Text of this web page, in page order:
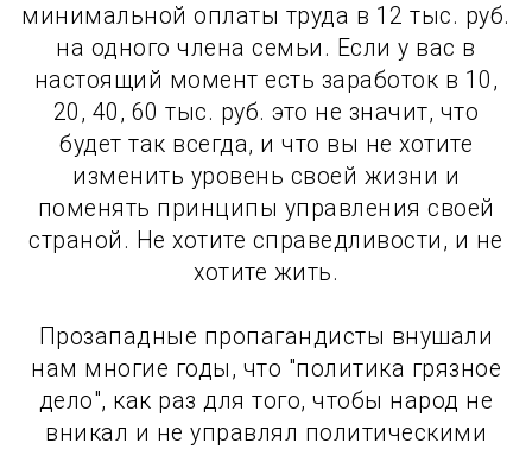
минимальной оплаты труда в 12 тыс. руб.
на одного члена семьи. Если у вас в
настоящий момент есть заработок в 10,
20, 40, 60 тыс. руб. это не значит, что
будет так всегда, и что вы не хотите
изменить уровень своей жизни и
поменять принципы управления своей
страной. Не хотите справедливости, и не
хотите жить.
Прозападные пропагандисты внушали
нам многие годы, что "политика грязное
дело", как раз для того, чтобы народ не
вникал и не управлял политическими